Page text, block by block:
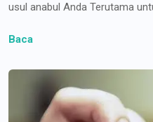
usul anabul Anda Terutama
Baca